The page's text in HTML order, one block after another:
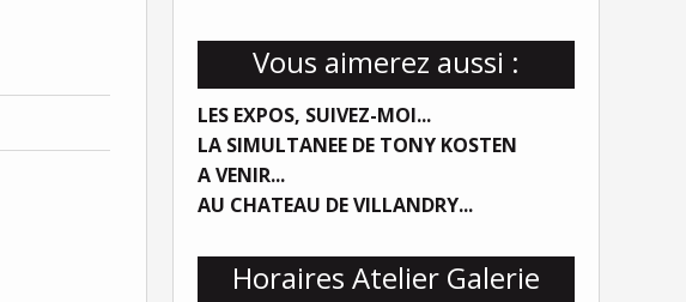
Vous aimerez aussi :
LES EXPOS, SUIVEZ-MOI...
LA SIMULTANEE DE TONY KOSTEN
A VENIR...
AU CHATEAU DE VILLANDRY...
Horaires Atelier Galerie